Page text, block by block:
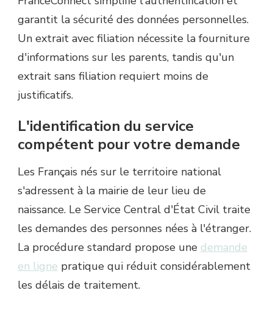
garantit la sécurité des données personnelles.
Un extrait avec filiation nécessite la fourniture
d'informations sur les parents, tandis qu'un
extrait sans filiation requiert moins de
justificatifs.
L'identification du service
compétent pour votre demande
Les Français nés sur le territoire national
s'adressent à la mairie de leur lieu de
naissance. Le Service Central d'État Civil traite
les demandes des personnes nées à l'étranger.
La procédure standard propose une demande
en ligne pratique qui réduit considérablement
les délais de traitement.